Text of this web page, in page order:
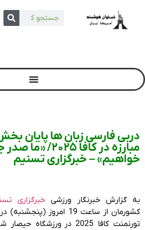
دربی فارسی زبان ها پایان
مبارزه در کافا
خواهیم» – خبرگزاری تسنیم
به گزارش خبرنگار ورزشی خبرگزاری
کشورمان از ساعت 19 امروز
تورنمنت کافا 2025 در